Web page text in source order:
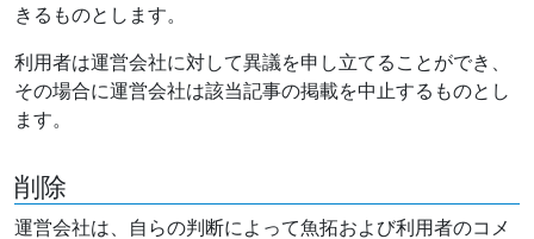
きるものとします。
利用者は運営会社に対して異議を申し立てることができ、
その場合に運営会社は該当記事の掲載を中止するものとし
ます。
削除
運営会社は、自らの判断によって魚拓および利用者のコメ